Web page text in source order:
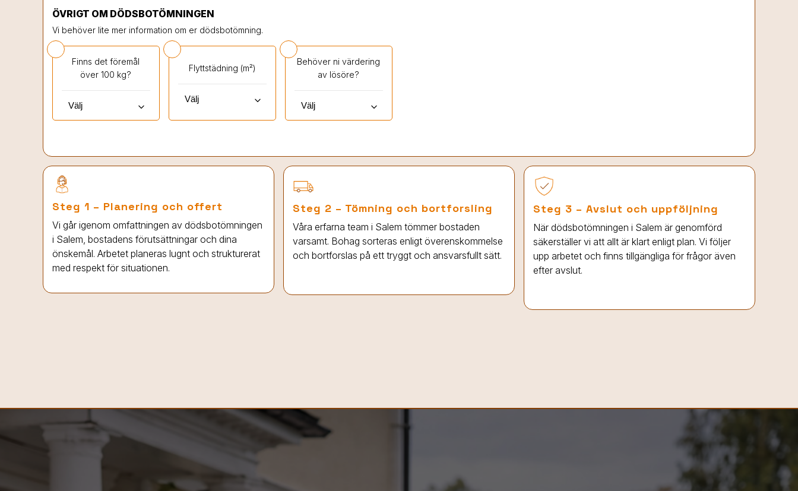
ÖVRIGT OM DÖDSBOTÖMNINGEN
Vi behöver lite mer information om er dödsbotömning.
Finns det föremål
över 100 kg?
keyboard_arrow_down
Flyttstädning (m²)
keyboard_arrow_down
Behöver ni värdering
av lösöre?
keyboard_arrow_down
Steg 1 – Planering och offert
Vi går igenom omfattningen av dödsbotömningen
i Salem, bostadens förutsättningar och dina
önskemål. Arbetet planeras lugnt och strukturerat
med respekt för situationen.
Steg 2 – Tömning och bortforsling
Våra erfarna team i Salem tömmer bostaden
varsamt. Bohag sorteras enligt överenskommelse
och bortforslas på ett tryggt och ansvarsfullt sätt.
Steg 3 – Avslut och uppföljning
När dödsbotömningen i Salem är genomförd
säkerställer vi att allt är klart enligt plan. Vi följer
upp arbetet och finns tillgängliga för frågor även
efter avslut.